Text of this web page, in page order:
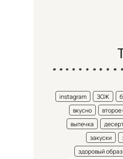
instagram ЗОЖ
вкусно
выпечка
закуски
здоровый